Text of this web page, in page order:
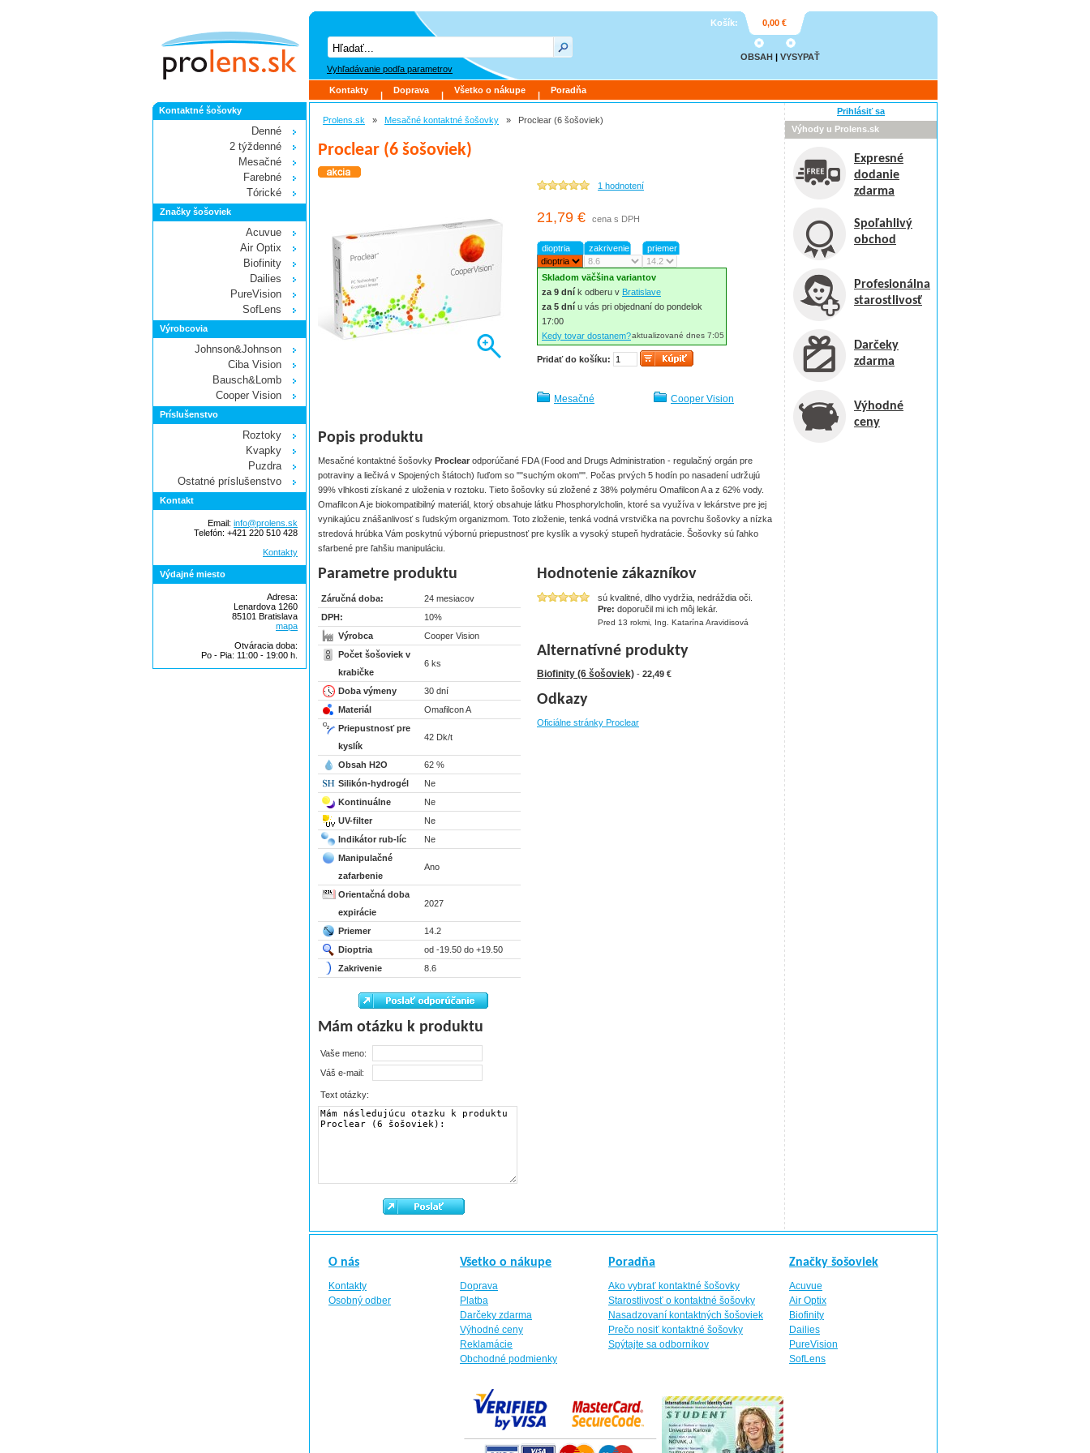
Vyhľadávanie podľa parametrov
Košík: 0,00 €
OBSAH | VYSYPAŤ
Kontakty | Doprava | Všetko o nákupe | Poradňa
Prolens.sk » Mesačné kontaktné šošovky » Proclear (6 šošoviek)
Proclear (6 šošoviek)
1 hodnotení
21,79 € cena s DPH
dioptria zakrivenie priemer
Skladom väčšina variantov
za 9 dní k odberu v Bratislave
za 5 dní u vás pri objednaní do pondelok
17:00
Kedy tovar dostanem?aktualizované dnes 7:05
Pridať do košíku:
Mesačné Cooper Vision
Popis produktu
Mesačné kontaktné šošovky Proclear odporúčané FDA (Food and Drugs Administration - regulačný orgán pre
potraviny a liečivá v Spojených štátoch) ľuďom so ""suchým okom"". Počas prvých 5 hodín po nasadení udržujú
99% vlhkosti získané z uloženia v roztoku. Tieto šošovky sú zložené z 38% polyméru Omafilcon A a z 62% vody.
Omafilcon A je biokompatibilný materiál, ktorý obsahuje látku Phosphorylcholin, ktoré sa využíva v lekárstve pre jej
vynikajúcu znášanlivosť s ľudským organizmom. Toto zloženie, tenká vodná vrstvička na povrchu šošovky a nízka
stredová hrúbka Vám poskytnú výbornú priepustnosť pre kyslík a vysoký stupeň hydratácie. Šošovky sú ľahko
sfarbené pre ľahšiu manipuláciu.
Parametre produktu
Záručná doba:
24 mesiacov
DPH:
10%
Výrobca
Cooper Vision
Počet šošoviek v
krabičke
6 ks
Doba výmeny
30 dní
Materiál
Omafilcon A
Priepustnosť pre
kyslík
42 Dk/t
Obsah H2O
62 %
Silikón-hydrogél
Ne
Kontinuálne
Ne
UV-filter
Ne
Indikátor rub-líc
Ne
Manipulačné
zafarbenie
Ano
Orientačná doba
expirácie
2027
Priemer
14.2
Dioptria
od -19.50 do +19.50
Zakrivenie
8.6
Mám otázku k produktu
Vaše meno:
Váš e-mail:
Text otázky:
Hodnotenie zákazníkov
sú kvalitné, dlho vydržia, nedráždia oči.
Pre: doporučil mi ich môj lekár.
Pred 13 rokmi, Ing. Katarína Aravidisová
Alternatívné produkty
Biofinity (6 šošoviek) - 22,49 €
Odkazy
Oficiálne stránky Proclear
Prihlásiť sa
Výhody u Prolens.sk
Expresné
dodanie
zdarma
Spoľahlivý
obchod
Profesionálna
starostlivosť
Darčeky
zdarma
Výhodné
ceny
Kontaktné šošovky
Denné
2 týždenné
Mesačné
Farebné
Tórické
Značky šošoviek
Acuvue
Air Optix
Biofinity
Dailies
PureVision
SofLens
Výrobcovia
Johnson&Johnson
Ciba Vision
Bausch&Lomb
Cooper Vision
Príslušenstvo
Roztoky
Kvapky
Puzdra
Ostatné príslušenstvo
Kontakt
Email: info@prolens.sk
Telefón: +421 220 510 428
Kontakty
Výdajné miesto
Adresa:
Lenardova 1260
85101 Bratislava
mapa
Otváracia doba:
Po - Pia: 11:00 - 19:00 h.
O nás Všetko o nákupe Poradňa Značky šošoviek
Kontakty Doprava Ako vybrať kontaktné šošovky
Acuvue
Osobný odber
Platba Starostlivosť o kontaktné šošovky
Air Optix
Darčeky zdarma
Nasadzovaní kontaktných šošoviek
Biofinity
Výhodné ceny
Prečo nosiť kontaktné šošovky
Dailies
Reklamácie
Spýtajte sa odborníkov
PureVision
Obchodné podmienky
SofLens